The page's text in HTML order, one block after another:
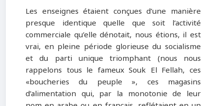
Les enseignes étaient conçues d’une manière
presque identique quelle que soit l’activité
commerciale qu’elle dénotait, nous étions, il est
vrai, en pleine période glorieuse du socialisme
et du parti unique triomphant (nous nous
rappelons tous le fameux Souk El Fellah, ces
«boucheries du peuple », ces magasins
d’alimentation qui, par la monotonie de leur